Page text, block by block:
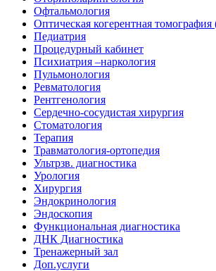
Офтальмология
Оптическая когерентная
Педиатрия
Процедурный кабинет
Психиатрия –наркология
Пульмонология
Ревматология
Рентгенология
Сердечно-сосудистая хирургия
Стоматология
Терапия
Травматология-ортопедия
Ультрзв. диагностика
Урология
Хирургия
Эндокринология
Эндоскопия
Функциональная диагностика
ДНК Диагностика
Тренажерный зал
Доп.услуги